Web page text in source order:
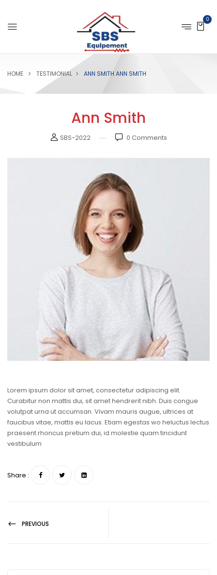
0
HOME TESTIMONIAL ANN SMITH ANN SMITH
Ann Smith
SBS-2022 0 Comments
Lorem ipsum dolor sit amet, consectetur adipiscing elit.
Curabitur non mattis dui, sit amet hendrerit nibh. Duis congue
volutpat urna ut accumsan. Vivam mauris augue, ultrices at
faucibus vitae, mattis eu lacus. Etiam egestas wo heluctus lectus
praesent rhoncus pretium dui, id molestie quam tincidunt
vestibulum
Share :
PREVIOUS